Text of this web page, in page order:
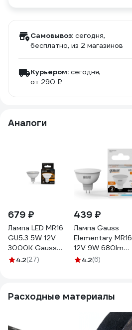
Самовывоз: сегодня,
бесплатно, из 2 магазинов
Курьером: сегодня,
от 290 ₽
Аналоги
679 ₽
Лампа LED MR16
GU5.3 5W 12V
3000K Gauss
201505105
4.2(27)
439 ₽
Лампа Gauss
Elementary MR16
12V 9W 680lm
3000K GU5.3 LED
4.2(6)
Расходные материалы